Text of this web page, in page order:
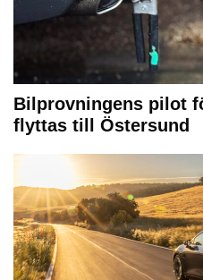
Bilprovningens pilot
flyttas till Östersund